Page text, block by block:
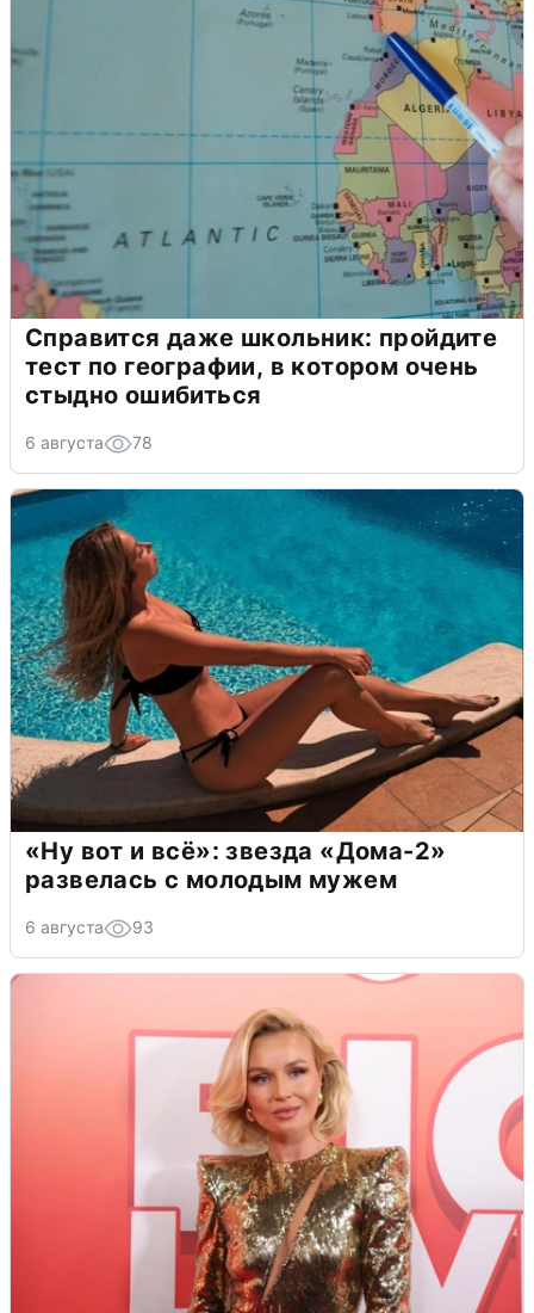
Справится даже школьник: пройдите
тест по географии, в котором очень
стыдно ошибиться
6 августа 78
«Ну вот и всё»: звезда «Дома-2»
развелась с молодым мужем
6 августа 93